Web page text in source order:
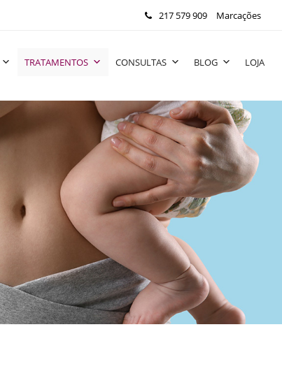
217 579 909 Marcações
TRATAMENTOS CONSULTAS BLOG LOJA